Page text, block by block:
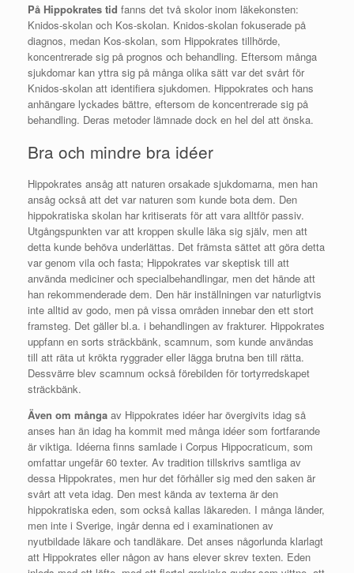
På Hippokrates tid fanns det två skolor inom läkekonsten:
Knidos-skolan och Kos-skolan. Knidos-skolan fokuserade på
diagnos, medan Kos-skolan, som Hippokrates tillhörde,
koncentrerade sig på prognos och behandling. Eftersom många
sjukdomar kan yttra sig på många olika sätt var det svårt för
Knidos-skolan att identifiera sjukdomen. Hippokrates och hans
anhängare lyckades bättre, eftersom de koncentrerade sig på
behandling. Deras metoder lämnade dock en hel del att önska.
Bra och mindre bra idéer
Hippokrates ansåg att naturen orsakade sjukdomarna, men han
ansåg också att det var naturen som kunde bota dem. Den
hippokratiska skolan har kritiserats för att vara alltför passiv.
Utgångspunkten var att kroppen skulle läka sig själv, men att
detta kunde behöva underlättas. Det främsta sättet att göra detta
var genom vila och fasta; Hippokrates var skeptisk till att
använda mediciner och specialbehandlingar, men det hände att
han rekommenderade dem. Den här inställningen var naturligtvis
inte alltid av godo, men på vissa områden innebar den ett stort
framsteg. Det gäller bl.a. i behandlingen av frakturer. Hippokrates
uppfann en sorts sträckbänk, scamnum, som kunde användas
till att räta ut krökta ryggrader eller lägga brutna ben till rätta.
Dessvärre blev scamnum också förebilden för tortyrredskapet
sträckbänk.
Även om många av Hippokrates idéer har övergivits idag så
anses han än idag ha kommit med många idéer som fortfarande
är viktiga. Idéerna finns samlade i Corpus Hippocraticum, som
omfattar ungefär 60 texter. Av tradition tillskrivs samtliga av
dessa Hippokrates, men hur det förhåller sig med den saken är
svårt att veta idag. Den mest kända av texterna är den
hippokratiska eden, som också kallas läkareden. I många länder,
men inte i Sverige, ingår denna ed i examinationen av
nyutbildade läkare och tandläkare. Det anses någorlunda klarlagt
att Hippokrates eller någon av hans elever skrev texten. Eden